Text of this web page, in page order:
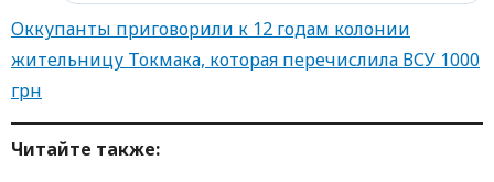
Оккупанты приговорили к 12 годам колонии
жительницу Токмака, которая перечислила ВСУ 1000
грн
Читайте также: